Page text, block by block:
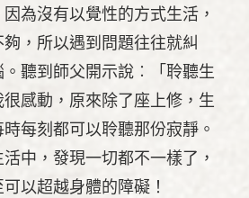
為沒有以覺性的方式生活，
，所以遇到問題往往就糾
聽到師父開示說︰「聆聽生
感動，原來除了座上修，生
每刻都可以聆聽那份寂靜。
中，發現一切都不一樣了，
以超越身體的障礙！